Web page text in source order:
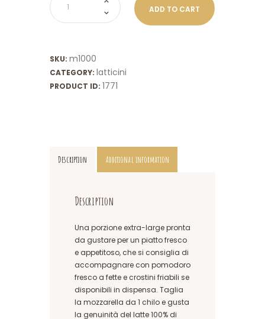
100%
Latte
Campana
1kg
quantity
ADD TO CART
SKU: m1000
CATEGORY: latticini
PRODUCT ID: 1771
Description Additional information
Description
Una porzione extra-large pronta
da gustare per un piatto fresco
e appetitoso, che si consiglia di
accompagnare con pomodoro
fresco a fette e crostini friabili se
disponibili in dispensa. Taglia
la mozzarella da 1 chilo e gusta
la genuinità del latte 100% di